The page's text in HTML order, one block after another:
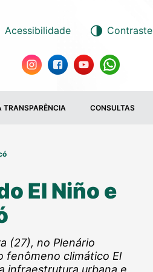
Acessibilidade Contraste
TRANSPARÊNCIA CONSULTAS
El Niño e
(27), no Plenário
fenômeno climático El
infraestrutura urbana e